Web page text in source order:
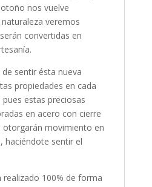
nos vuelve
veremos
convertidas en
sentir ésta nueva
propiedades en cada
estas preciosas
en acero con cierre
otorgarán movimiento en
haciéndote sentir el
100% de forma